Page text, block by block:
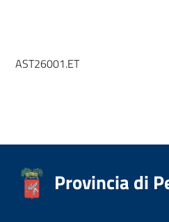
AST26001.ET
Provincia di